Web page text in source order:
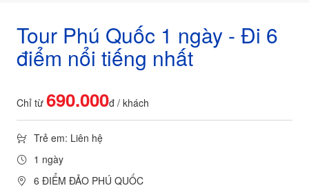
Tour Phú Quốc 1 ngày - Đi 6
điểm nổi tiếng nhất
Chỉ từ 690.000đ / khách
Trẻ em: Liên hệ
1 ngày
6 ĐIỂM ĐẢO PHÚ QUỐC